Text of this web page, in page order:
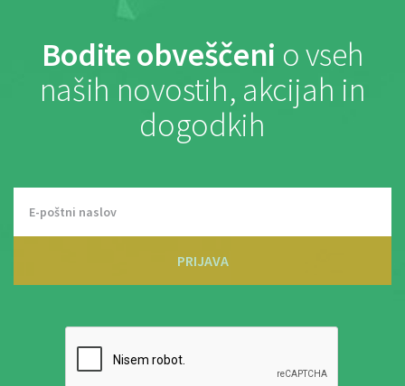
Bodite obveščeni o vseh
naših novostih, akcijah in
dogodkih
PRIJAVA